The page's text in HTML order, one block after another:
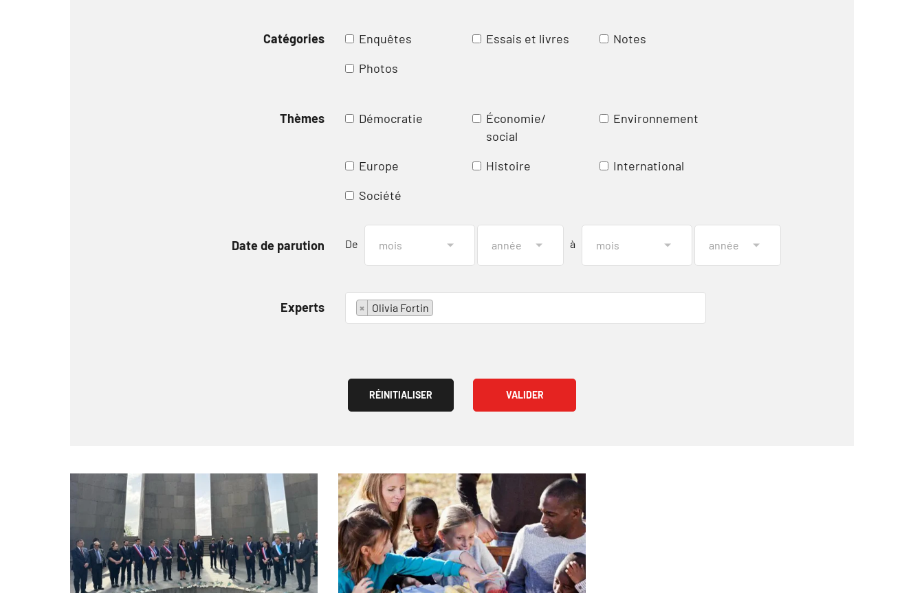
Catégories Enquêtes Essais et livres
Notes
Photos
Thèmes Démocratie
Économie/
social
Environnement
Europe Histoire
International
Société
Date de parution De à
Experts × Olivia Fortin
RÉINITIALISER VALIDER